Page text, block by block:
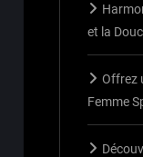
et la
Offrez
Femme